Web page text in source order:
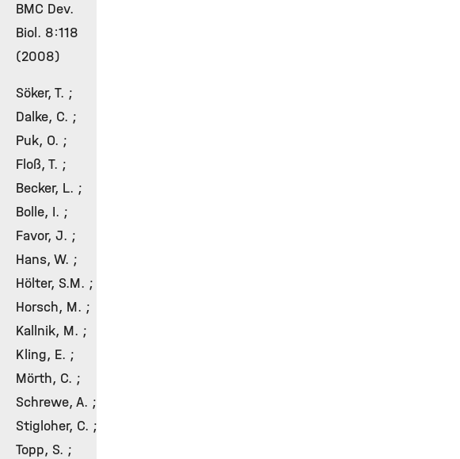
BMC Dev.
Biol. 8:118
(2008)
Söker, T. ;
Dalke, C. ;
Puk, O. ;
Floß, T. ;
Becker, L. ;
Bolle, I. ;
Favor, J. ;
Hans, W. ;
Hölter, S.M. ;
Horsch, M. ;
Kallnik, M. ;
Kling, E. ;
Mörth, C. ;
Schrewe, A. ;
Stigloher, C. ;
Topp, S. ;